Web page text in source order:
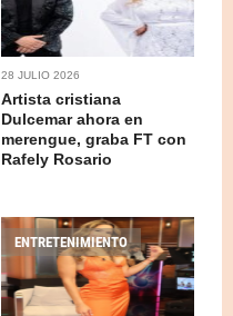
28 JULIO 2026
Artista cristiana
Dulcemar ahora en
merengue, graba FT con
Rafely Rosario
ENTRETENIMIENTO